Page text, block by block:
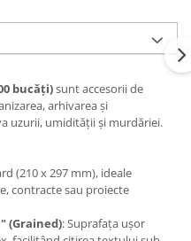
bucăți)sunt accesorii de
arhivarea și
uzurii, umidității și murdăriei.
(210 x 297 mm), ideale
contracte sau proiecte
(Grained): Suprafața ușor